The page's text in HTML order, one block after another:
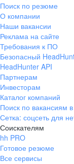
Поиск по резюме
О компании
Наши вакансии
Реклама на сайте
Требования к ПО
Безопасный
HeadHunter API
Партнерам
Инвесторам
Каталог компаний
Поиск по вакансиям
Сетка: соцсеть для
Соискателям
hh PRO
Готовое резюме
Все сервисы